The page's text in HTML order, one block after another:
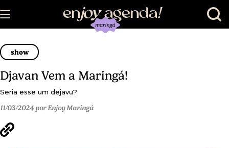
enjoy agenda!
show
Djavan Vem a Maringá!
Seria esse um dejavu?
11/03/2024 por Enjoy Maringá